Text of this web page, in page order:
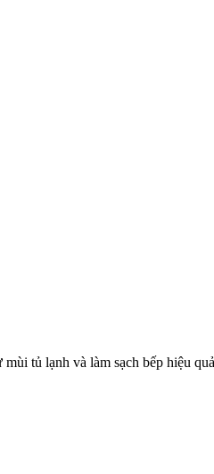
tủ lạnh và làm sạch bếp hiệu